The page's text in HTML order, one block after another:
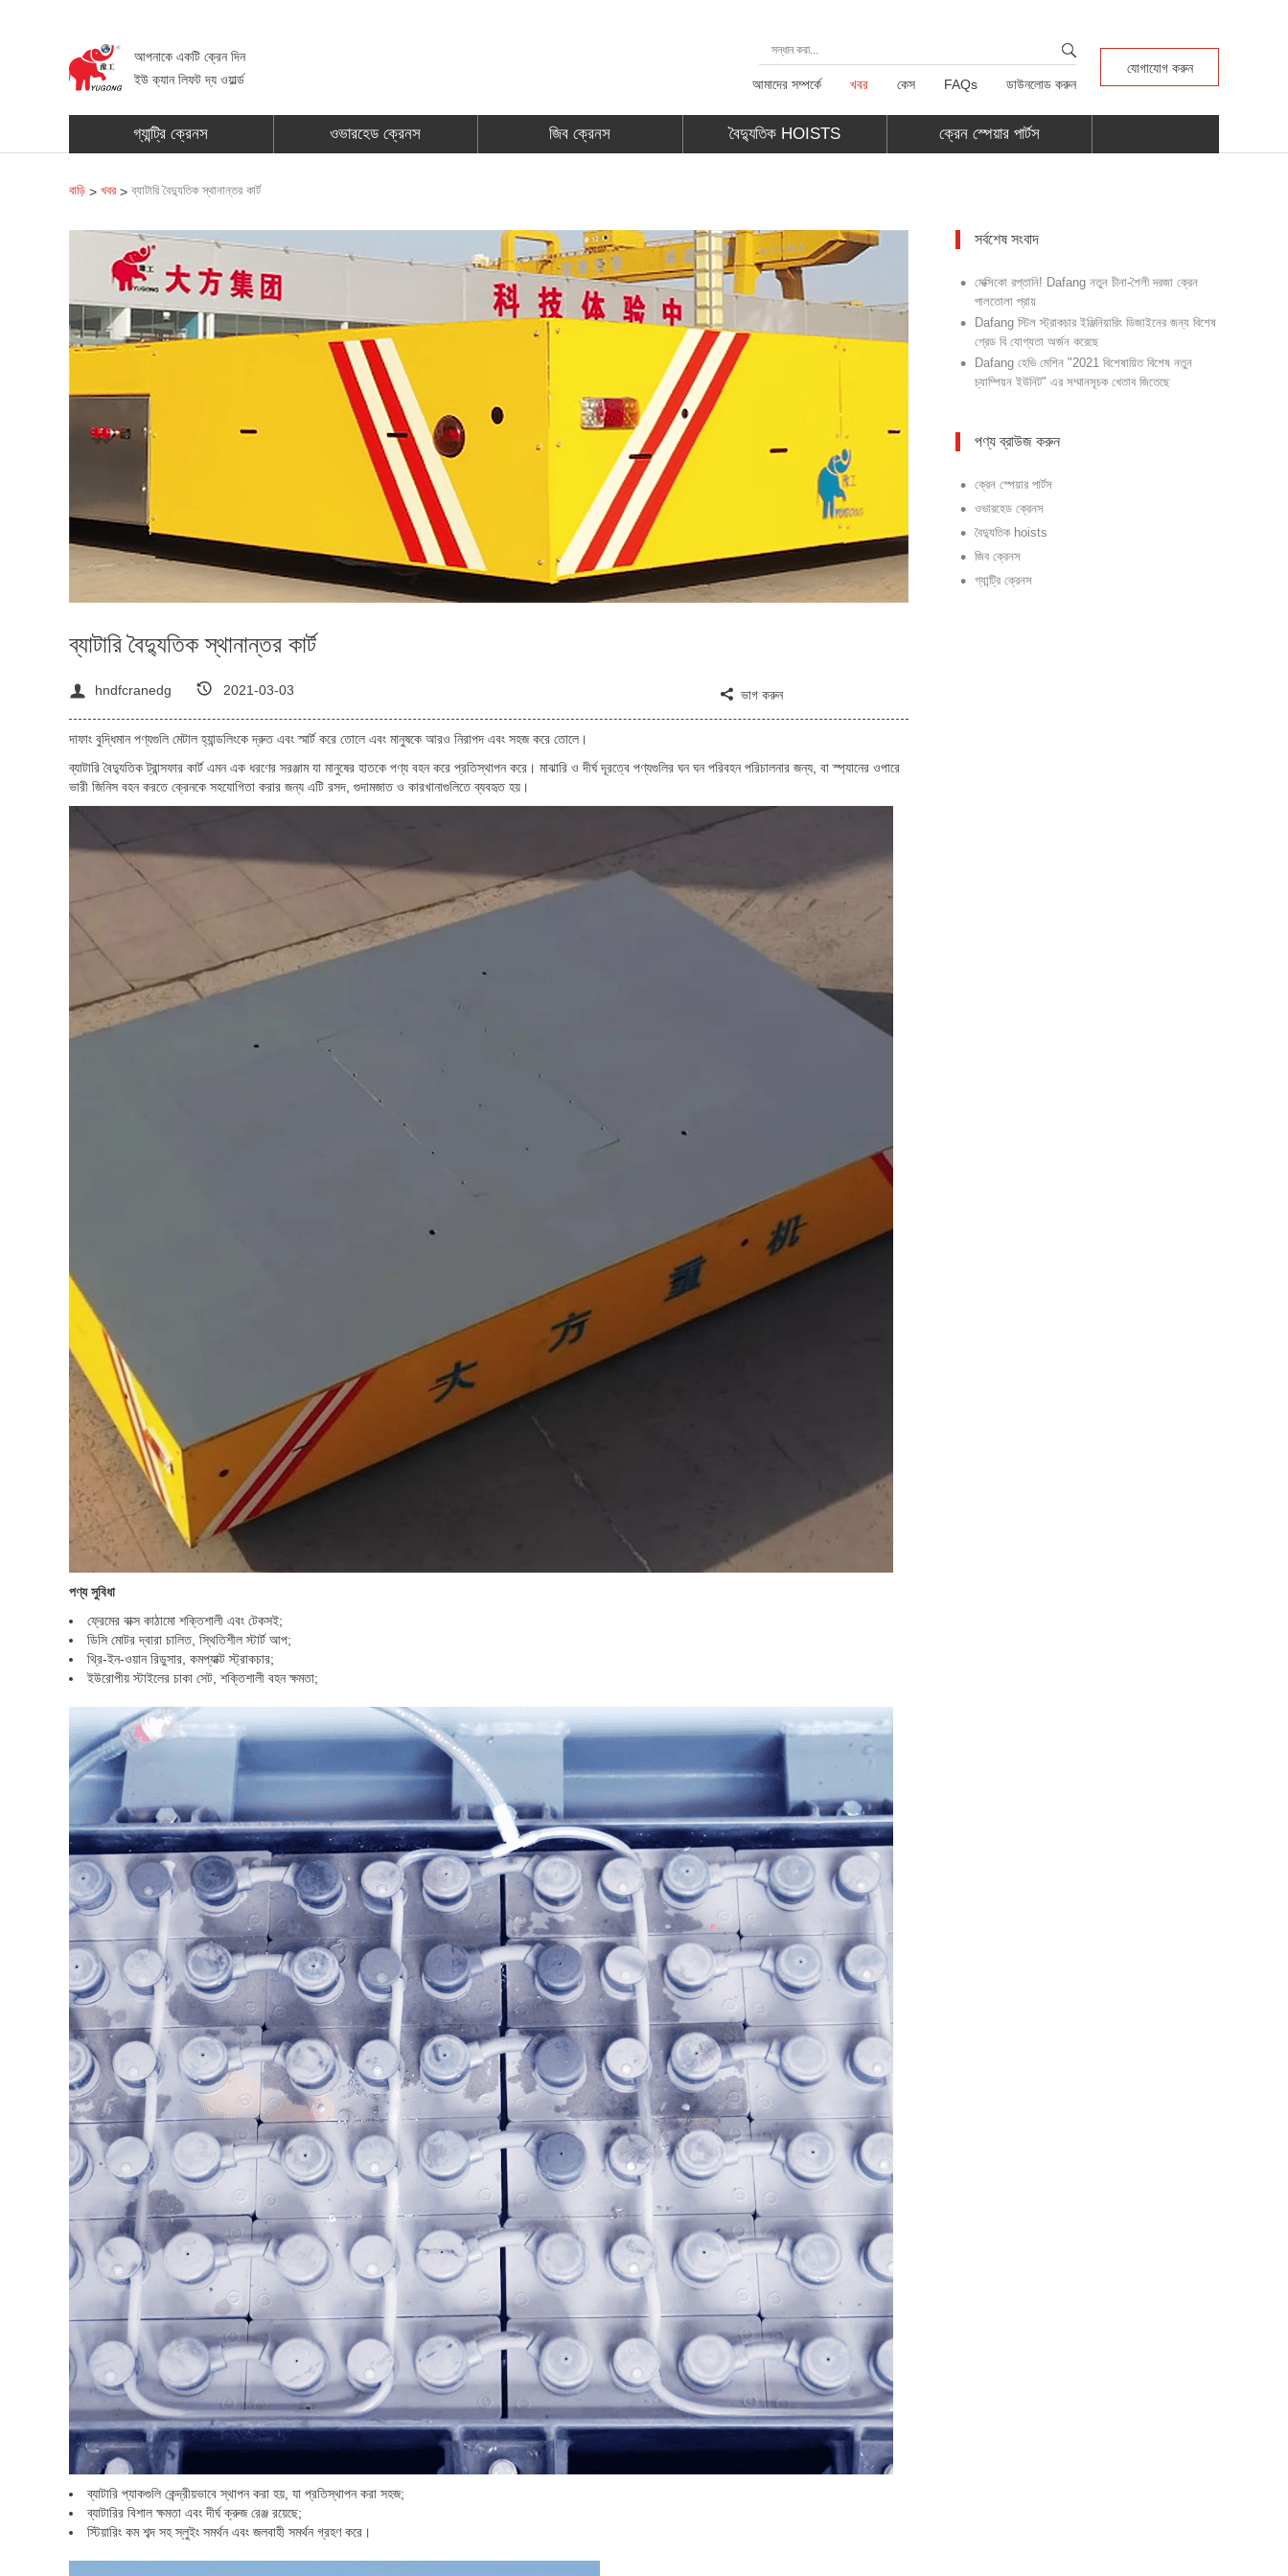
আপনাকে একটি ক্রেন দিন
ইউ ক্যান লিফট দ্য ওয়ার্ল্ড
যোগাযোগ করুন
আমাদের সম্পর্কে
খবর কেস FAQs ডাউনলোড করুন
গ্যান্ট্রি ক্রেনস ওভারহেড ক্রেনস জিব ক্রেনস বৈদ্যুতিক HOISTS ক্রেন স্পেয়ার পার্টস
বাড়ি > খবর > ব্যাটারি বৈদ্যুতিক স্থানান্তর কার্ট
ব্যাটারি বৈদ্যুতিক স্থানান্তর কার্ট
hndfcranedg 2021-03-03 ভাগ করুন
দাফাং বুদ্ধিমান পণ্যগুলি মেটাল হ্যান্ডলিংকে দ্রুত এবং স্মার্ট করে তোলে এবং মানুষকে আরও নিরাপদ এবং সহজ করে তোলে।
ব্যাটারি বৈদ্যুতিক ট্রান্সফার কার্ট এমন এক ধরণের সরঞ্জাম যা মানুষের হাতকে পণ্য বহন করে প্রতিস্থাপন করে। মাঝারি ও দীর্ঘ দূরত্বে পণ্যগুলির ঘন ঘন পরিবহন পরিচালনার জন্য, বা স্প্যানের ওপারে
ভারী জিনিস বহন করতে ক্রেনকে সহযোগিতা করার জন্য এটি রসদ, গুদামজাত ও কারখানাগুলিতে ব্যবহৃত হয়।
পণ্য সুবিধা
ফ্রেমের বাক্স কাঠামো শক্তিশালী এবং টেকসই;
ডিসি মোটর দ্বারা চালিত, স্থিতিশীল স্টার্ট আপ;
থ্রি-ইন-ওয়ান রিডুসার, কমপ্যাক্ট স্ট্রাকচার;
ইউরোপীয় স্টাইলের চাকা সেট, শক্তিশালী বহন ক্ষমতা;
ব্যাটারি প্যাকগুলি কেন্দ্রীয়ভাবে স্থাপন করা হয়, যা প্রতিস্থাপন করা সহজ;
ব্যাটারির বিশাল ক্ষমতা এবং দীর্ঘ ক্রুজ রেঞ্জ রয়েছে;
স্টিয়ারিং কম শব্দ সহ স্লুইং সমর্থন এবং জলবাহী সমর্থন গ্রহণ করে।
সর্বশেষ সংবাদ
• মেক্সিকো রপ্তানি! Dafang নতুন চীনা-শৈলী দরজা ক্রেন
পালতোলা প্রায়
•
Dafang স্টিল স্ট্রাকচার ইঞ্জিনিয়ারিং ডিজাইনের জন্য বিশেষ
গ্রেড বি যোগ্যতা অর্জন করেছে
•
Dafang হেভি মেশিন "2021 বিশেষায়িত বিশেষ নতুন
চ্যাম্পিয়ন ইউনিট" এর সম্মানসূচক খেতাব জিতেছে
পণ্য ব্রাউজ করুন
• ক্রেন স্পেয়ার পার্টস
• ওভারহেড ক্রেনস
• বৈদ্যুতিক hoists
• জিব ক্রেনস
• গ্যান্ট্রি ক্রেনস